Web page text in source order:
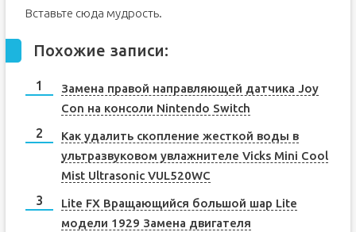
Вставьте сюда мудрость.
Похожие записи:
Замена правой направляющей датчика Joy
Con на консоли Nintendo Switch
Как удалить скопление жесткой воды в
ультразвуковом увлажнителе Vicks Mini Cool
Mist Ultrasonic VUL520WC
Lite FX Вращающийся большой шар Lite
модели 1929 Замена двигателя